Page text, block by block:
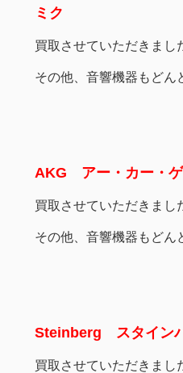
ミク
買取させていただきまし
その他、音響機器もどん
AKG アー・カー・
買取させていただきまし
その他、音響機器もどん
Steinberg スタイン
買取させていただきまし